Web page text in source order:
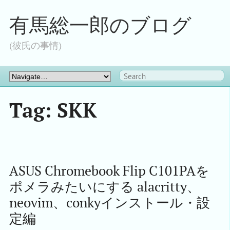
有馬総一郎のブログ
(彼氏の事情)
Tag: SKK
ASUS Chromebook Flip C101PAを
ポメラみたいにする alacritty、
neovim、conkyインストール・設
定編